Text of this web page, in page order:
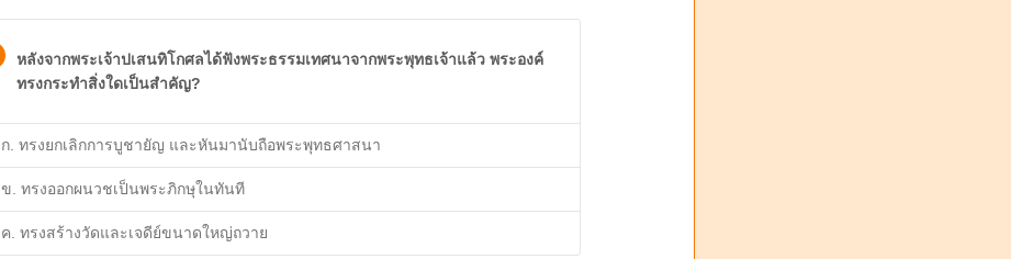
หลังจากพระเจ้าปเสนทิโกศลได้ฟังพระธรรมเทศนาจากพระพุทธเจ้าแล้ว พระองค์
ทรงกระทำสิ่งใดเป็นสำคัญ?
​ก. ทรงยกเลิกการบูชายัญ และหันมานับถือพระพุทธศาสนา ​
​ข. ทรงออกผนวชเป็นพระภิกษุในทันที ​
​ค. ทรงสร้างวัดและเจดีย์ขนาดใหญ่ถวาย ​